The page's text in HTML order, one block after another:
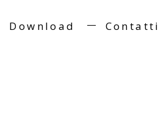
Download Contatti